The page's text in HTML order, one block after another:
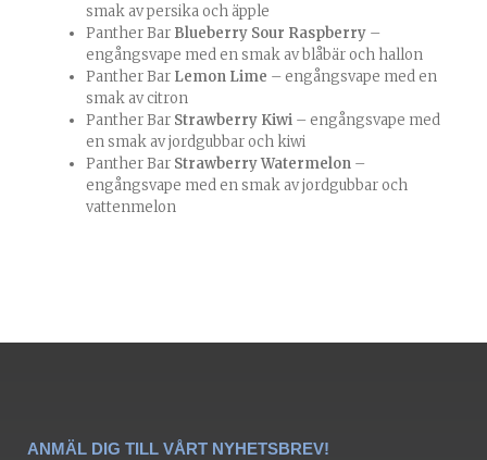
smak av persika och äpple
Panther Bar Blueberry Sour Raspberry –
engångsvape med en smak av blåbär och hallon
Panther Bar Lemon Lime – engångsvape med en
smak av citron
Panther Bar Strawberry Kiwi – engångsvape med
en smak av jordgubbar och kiwi
Panther Bar Strawberry Watermelon –
engångsvape med en smak av jordgubbar och
vattenmelon
ANMÄL DIG TILL VÅRT NYHETSBREV!